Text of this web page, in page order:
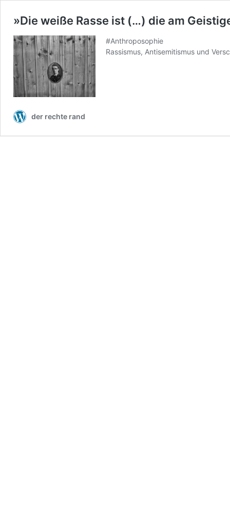
»Die weiße Rasse ist (…) die am
#Anthroposophie
Rassismus, Antisemitismus und
der rechte rand